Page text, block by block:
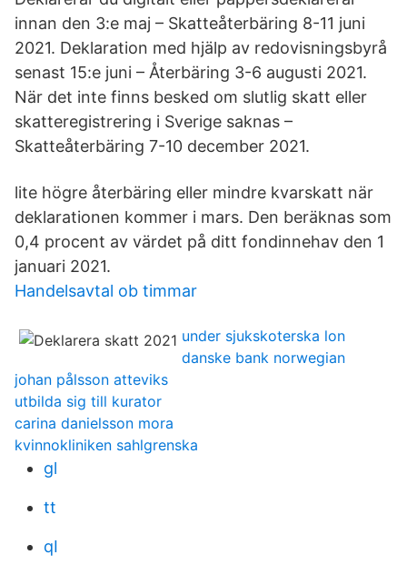
innan den 3:e maj – Skatteåterbäring 8-11 juni
2021. Deklaration med hjälp av redovisningsbyrå
senast 15:e juni – Återbäring 3-6 augusti 2021.
När det inte finns besked om slutlig skatt eller
skatteregistrering i Sverige saknas –
Skatteåterbäring 7-10 december 2021.
lite högre återbäring eller mindre kvarskatt när
deklarationen kommer i mars. Den beräknas som
0,4 procent av värdet på ditt fondinnehav den 1
januari 2021.
Handelsavtal ob timmar
under sjukskoterska lon
danske bank norwegian
johan pålsson atteviks
utbilda sig till kurator
carina danielsson mora
kvinnokliniken sahlgrenska
gl
tt
qI